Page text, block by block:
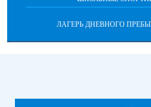
ЛАГЕРЬ ДНЕВНОГО